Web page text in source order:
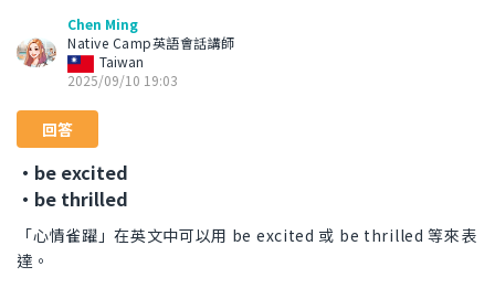
Chen Ming
Native Camp英語會話講師
Taiwan
2025/09/10 19:03
回答
・be excited
・be thrilled
「心情雀躍」在英文中可以用 be excited 或 be thrilled 等來表
達。